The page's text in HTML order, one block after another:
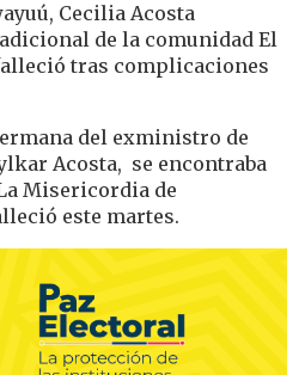
Cecilia Acosta
de la comunidad El
tras complicaciones
del exministro de
Acosta, se encontraba
Misericordia de
este martes.